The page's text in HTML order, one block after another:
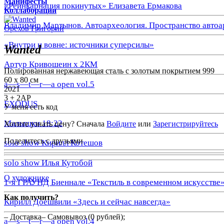
«Реинкарнация покинутых» Елизавета Ермакова
Владимир Мартынов. Автоархеология. Пространство
«Внутри и вовне: источники суперсилы»
Артур Кривошеин х 2КМ
a—s—t—r—a open vol.5
EXODUS
Малышки 18:22
solo show Кирилл Котешов
solo show Илья Кутобой
1-я ГРАУНД Биеннале «Текстиль в современном искусстве»
Кирилл Доешвили «Здесь и сейчас навсегда»
a—s—t—r—a open vol.4
Коллаборации
Орехов Григорий
Wanted
Полированная нержавеющая сталь с золотым покрытием 999
60 x 80 cм
2021
3 + 2АP
У меня есть код
Хотите узнать цену? Сначала Войдите или Зарегистрируйтесь
Поделитесь с друзьями
О художнике
Как получить?
– Доставка– Самовывоз (0 рублей);